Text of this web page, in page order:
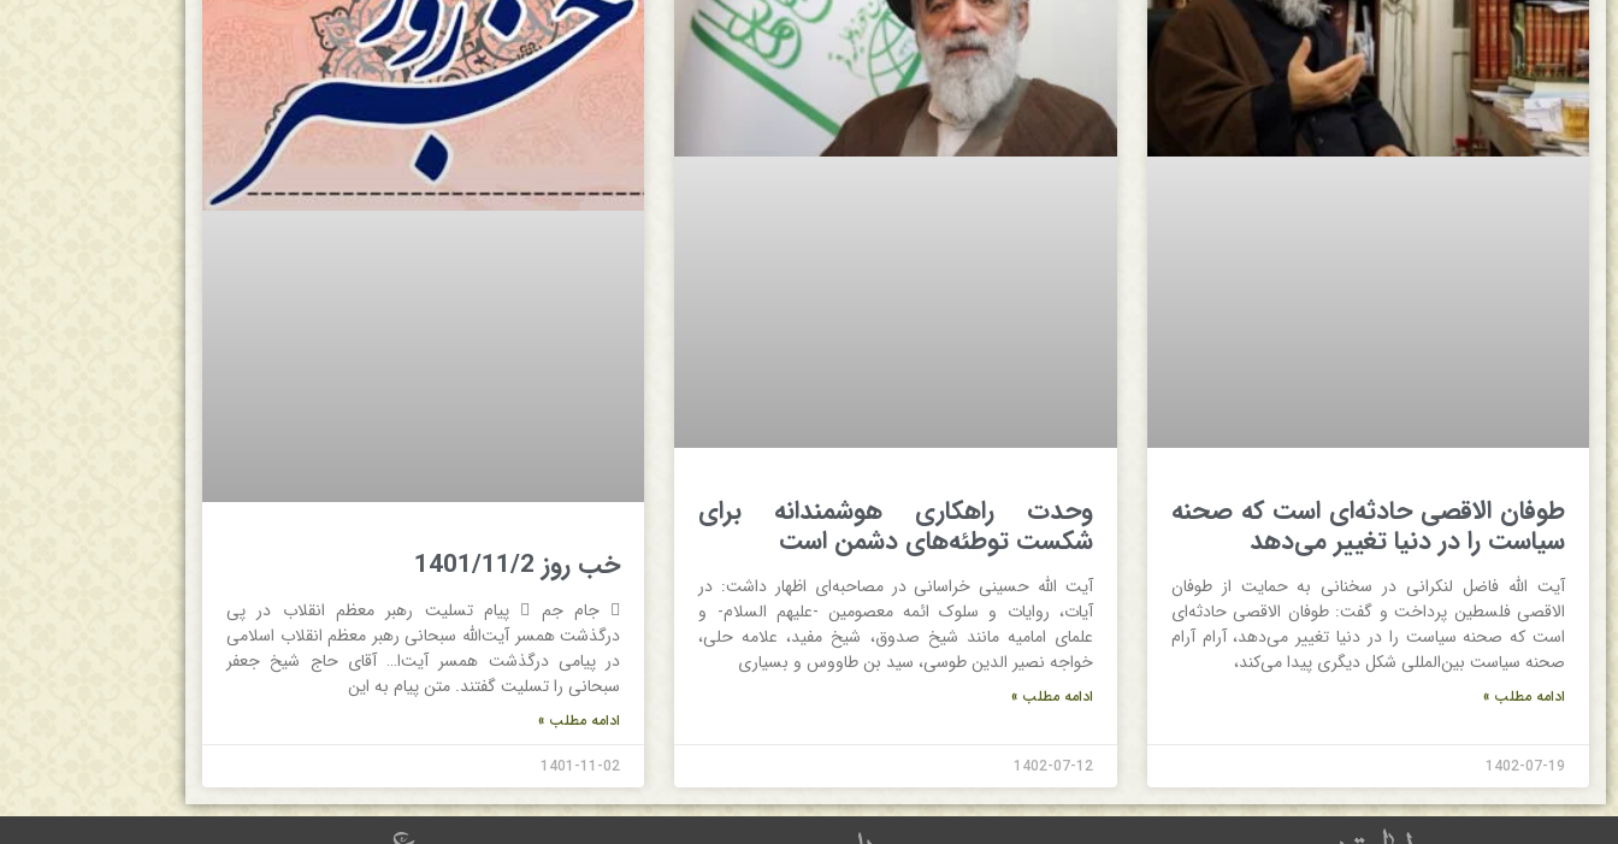
طوفان الاقصی حادثه‌ای است که صحنه
سیاست را در دنیا تغییر می‌دهد
آیت الله فاضل لنکرانی در سخنانی به حمایت از طوفان
الاقصی فلسطین پرداخت و گفت: طوفان الاقصی حادثه‌ای
است که صحنه سیاست را در دنیا تغییر می‌دهد، آرام آرام
صحنه سیاست بین‌المللی شکل دیگری پیدا می‌کند،
ادامه مطلب »
1402-07-19
وحدت راهکاری هوشمندانه برای
شکست توطئه‌های دشمن است
آیت الله حسینی خراسانی در مصاحبه‌ای اظهار داشت: در
آیات، روایات و سلوک ائمه معصومین -علیهم السلام- و
علمای امامیه مانند شیخ صدوق، شیخ مفید، علامه حلی،
خواجه نصیر الدین طوسی، سید بن طاووس و بسیاری
ادامه مطلب »
1402-07-12
خب روز 1401/11/2
 جام جم  پیام تسلیت رهبر معظم انقلاب در پی
درگذشت همسر آیت‌الله سبحانی رهبر معظم انقلاب اسلامی
در پیامی درگذشت همسر آیت‌ا… آقای حاج شیخ جعفر
سبحانی را تسلیت گفتند. متن پیام به این
ادامه مطلب »
1401-11-02